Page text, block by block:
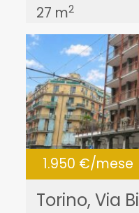
27 m2
1.950 €/mese
Torino, Via